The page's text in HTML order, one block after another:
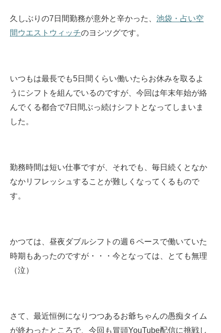
久しぶりの7日間勤務が意外と辛かった、 池袋・占い空
間ウエストウィッチのヨシツグです。
いつもは最長でも5日間くらい働いたらお休みを取るよ
うにシフトを組んでいるのですが、今回は年末年始が絡
んでくる都合で7日間ぶっ続けシフトとなってしまいま
した。
勤務時間は短い仕事ですが、それでも、毎日続くとなか
なかリフレッシュすることが難しくなってくるもので
す。
かつては、昼夜ダブルシフトの週６ペースで働いていた
時期もあったのですが・・・今となっては、とても無理
（泣）
さて、最近恒例になりつつあるお爺ちゃんの愚痴タイム
が終わったところで、今回も冒頭YouTube配信に挑戦し